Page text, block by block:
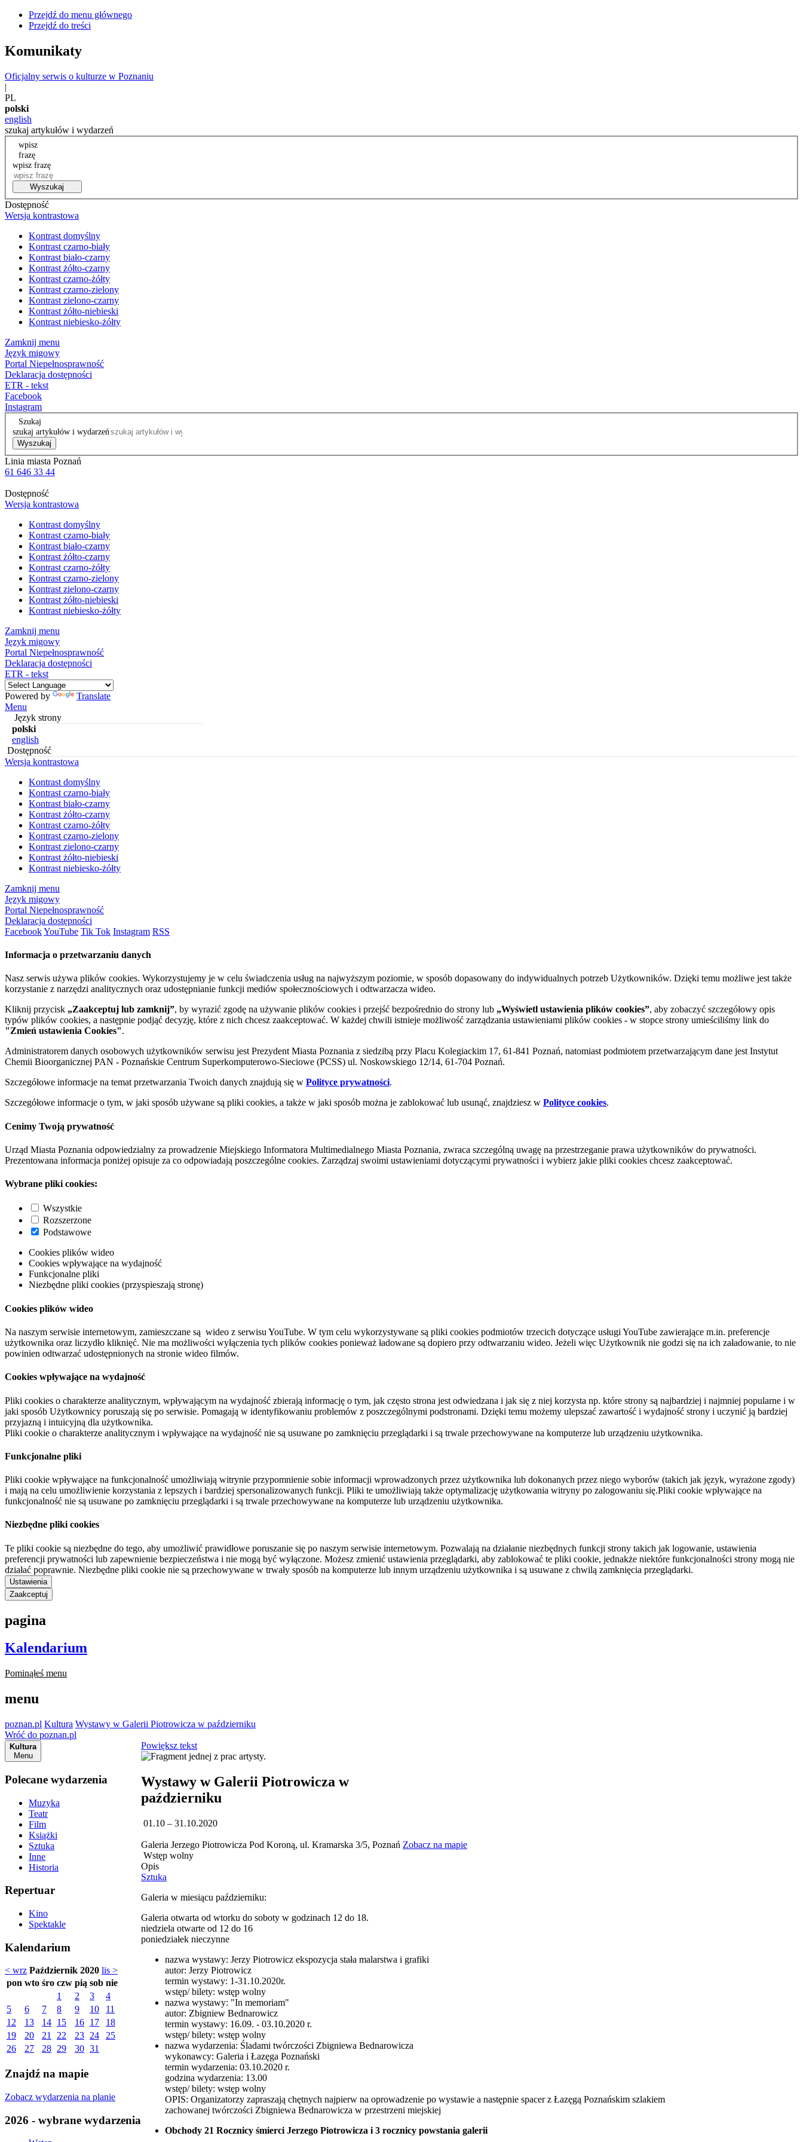
Przejdź do menu głównego
Przejdź do treści
Komunikaty
Oficjalny serwis o kulturze w Poznaniu
|
PL
polski
english
szukaj artykułów i wydarzeń
wpisz
frazę
wpisz frazę
Wyszukaj
Dostępność
Wersja kontrastowa
Kontrast domyślny
Kontrast czarno-biały
Kontrast biało-czarny
Kontrast żółto-czarny
Kontrast czarno-żółty
Kontrast czarno-zielony
Kontrast zielono-czarny
Kontrast żółto-niebieski
Kontrast niebiesko-żółty
Zamknij menu
Język migowy
Portal Niepełnosprawność
Deklaracja dostępności
ETR - tekst
Facebook
Instagram
Szukaj
szukaj artykułów i wydarzeń
Wyszukaj
Linia miasta Poznań
61 646 33 44
Dostępność
Wersja kontrastowa
Kontrast domyślny
Kontrast czarno-biały
Kontrast biało-czarny
Kontrast żółto-czarny
Kontrast czarno-żółty
Kontrast czarno-zielony
Kontrast zielono-czarny
Kontrast żółto-niebieski
Kontrast niebiesko-żółty
Zamknij menu
Język migowy
Portal Niepełnosprawność
Deklaracja dostępności
ETR - tekst
Powered by
Translate
Menu
Język strony
polski
english
Dostępność
Wersja kontrastowa
Kontrast domyślny
Kontrast czarno-biały
Kontrast biało-czarny
Kontrast żółto-czarny
Kontrast czarno-żółty
Kontrast czarno-zielony
Kontrast zielono-czarny
Kontrast żółto-niebieski
Kontrast niebiesko-żółty
Zamknij menu
Język migowy
Portal Niepełnosprawność
Deklaracja dostępności
FacebookYouTube Tik Tok Instagram RSS
Informacja o przetwarzaniu danych
Nasz serwis używa plików cookies. Wykorzystujemy je w celu świadczenia usług na najwyższym poziomie, w sposób dopasowany do indywidualnych potrzeb Użytkowników. Dzięki temu możliwe jest także
korzystanie z narzędzi analitycznych oraz udostępnianie funkcji mediów społecznościowych i odtwarzacza wideo.
Kliknij przycisk „Zaakceptuj lub zamknij”, by wyrazić zgodę na używanie plików cookies i przejść bezpośrednio do strony lub „Wyświetl ustawienia plików cookies”, aby zobaczyć szczegółowy opis
typów plików cookies, a następnie podjąć decyzję, które z nich chcesz zaakceptować. W każdej chwili istnieje możliwość zarządzania ustawieniami plików cookies - w stopce strony umieściliśmy link do
"Zmień ustawienia Cookies".
Administratorem danych osobowych użytkowników serwisu jest Prezydent Miasta Poznania z siedzibą przy Placu Kolegiackim 17, 61-841 Poznań, natomiast podmiotem przetwarzającym dane jest Instytut
Chemii Bioorganicznej PAN - Poznańskie Centrum Superkomputerowo-Sieciowe (PCSS) ul. Noskowskiego 12/14, 61-704 Poznań.
Szczegółowe informacje na temat przetwarzania Twoich danych znajdują się w Polityce prywatności.
Szczegółowe informacje o tym, w jaki sposób używane są pliki cookies, a także w jaki sposób można je zablokować lub usunąć, znajdziesz w Polityce cookies.
Cenimy Twoją prywatność
Urząd Miasta Poznania odpowiedzialny za prowadzenie Miejskiego Informatora Multimedialnego Miasta Poznania, zwraca szczególną uwagę na przestrzeganie prawa użytkowników do prywatności.
Prezentowana informacja poniżej opisuje za co odpowiadają poszczególne cookies. Zarządzaj swoimi ustawieniami dotyczącymi prywatności i wybierz jakie pliki cookies chcesz zaakceptować.
Wybrane pliki cookies:
Wszystkie
Rozszerzone
Podstawowe
Cookies plików wideo
Cookies wpływające na wydajność
Funkcjonalne pliki
Niezbędne pliki cookies (przyspieszają stronę)
Cookies plików wideo
Na naszym serwisie internetowym, zamieszczane są wideo z serwisu YouTube. W tym celu wykorzystywane są pliki cookies podmiotów trzecich dotyczące usługi YouTube zawierające m.in. preferencje
użytkownika oraz liczydło kliknięć. Nie ma możliwości wyłączenia tych plików cookies ponieważ ładowane są dopiero przy odtwarzaniu wideo. Jeżeli więc Użytkownik nie godzi się na ich załadowanie, to nie
powinien odtwarzać udostępnionych na stronie wideo filmów.
Cookies wpływające na wydajność
Pliki cookies o charakterze analitycznym, wpływającym na wydajność zbierają informację o tym, jak często strona jest odwiedzana i jak się z niej korzysta np. które strony są najbardziej i najmniej popularne i w
jaki sposób Użytkownicy poruszają się po serwisie. Pomagają w identyfikowaniu problemów z poszczególnymi podstronami. Dzięki temu możemy ulepszać zawartość i wydajność strony i uczynić ją bardziej
przyjazną i intuicyjną dla użytkownika.
Pliki cookie o charakterze analitycznym i wpływające na wydajność nie są usuwane po zamknięciu przeglądarki i są trwale przechowywane na komputerze lub urządzeniu użytkownika.
Funkcjonalne pliki
Pliki cookie wpływające na funkcjonalność umożliwiają witrynie przypomnienie sobie informacji wprowadzonych przez użytkownika lub dokonanych przez niego wyborów (takich jak język, wyrażone zgody)
i mają na celu umożliwienie korzystania z lepszych i bardziej spersonalizowanych funkcji. Pliki te umożliwiają także optymalizację użytkowania witryny po zalogowaniu się.Pliki cookie wpływające na
funkcjonalność nie są usuwane po zamknięciu przeglądarki i są trwale przechowywane na komputerze lub urządzeniu użytkownika.
Niezbędne pliki cookies
Te pliki cookie są niezbędne do tego, aby umożliwić prawidłowe poruszanie się po naszym serwisie internetowym. Pozwalają na działanie niezbędnych funkcji strony takich jak logowanie, ustawienia
preferencji prywatności lub zapewnienie bezpieczeństwa i nie mogą być wyłączone. Możesz zmienić ustawienia przeglądarki, aby zablokować te pliki cookie, jednakże niektóre funkcjonalności strony mogą nie
działać poprawnie. Niezbędne pliki cookie nie są przechowywane w trwały sposób na komputerze lub innym urządzeniu użytkownika i są usuwane z chwilą zamknięcia przeglądarki.
Ustawienia
Zaakceptuj
pagina
Kalendarium
Pominąłeś menu
menu
poznan.pl Kultura Wystawy w Galerii Piotrowicza w październiku
Wróć do poznan.pl
Kultura
Menu
Polecane wydarzenia
Muzyka
Teatr
Film
Książki
Sztuka
Inne
Historia
Repertuar
Kino
Spektakle
Kalendarium
< wrz Październik 2020 lis >
pon wto śro czw pią sob nie
1
2 3
4
5
6 7 8 9 10
11
12
13 14 15 16 17
18
19
20 21 22 23 24
25
26
27 28 29 30 31
Znajdź na mapie
Zobacz wydarzenia na planie
2026 - wybrane wydarzenia
Powiększ tekst
Wystawy w Galerii Piotrowicza w
październiku
01.10 – 31.10.2020
Galeria Jerzego Piotrowicza Pod Koroną, ul. Kramarska 3/5, Poznań Zobacz na mapie
Wstęp wolny
Opis
Sztuka
Galeria w miesiącu październiku:
Galeria otwarta od wtorku do soboty w godzinach 12 do 18.
niedziela otwarte od 12 do 16
poniedziałek nieczynne
nazwa wystawy: Jerzy Piotrowicz ekspozycja stała malarstwa i grafiki
autor: Jerzy Piotrowicz
termin wystawy: 1-31.10.2020r.
wstęp/ bilety: wstęp wolny
nazwa wystawy: "In memoriam"
autor: Zbigniew Bednarowicz
termin wystawy: 16.09. - 03.10.2020 r.
wstęp/ bilety: wstęp wolny
nazwa wydarzenia: Śladami twórczości Zbigniewa Bednarowicza
wykonawcy: Galeria i Łazęga Poznański
termin wydarzenia: 03.10.2020 r.
godzina wydarzenia: 13.00
wstęp/ bilety: wstęp wolny
OPIS: Organizatorzy zapraszają chętnych najpierw na oprowadzenie po wystawie a następnie spacer z Łazęgą Poznańskim szlakiem
zachowanej twórczości Zbigniewa Bednarowicza w przestrzeni miejskiej
Obchody 21 Rocznicy śmierci Jerzego Piotrowicza i 3 rocznicy powstania galerii